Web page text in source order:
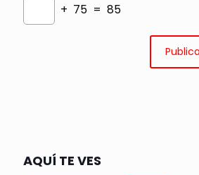
+ 75 = 85
AQUÍ TE VES